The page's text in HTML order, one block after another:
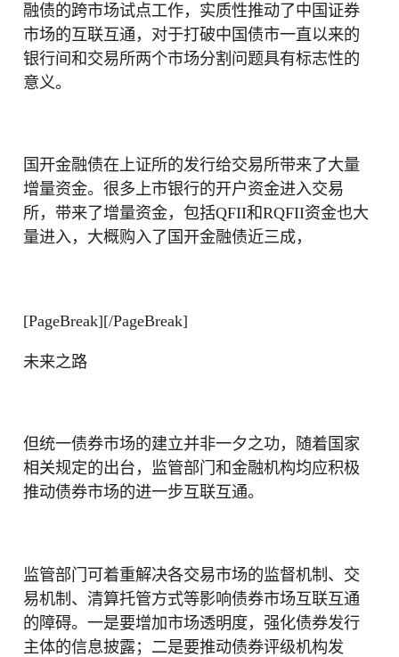
融债的跨市场试点工作，实质性推动了中国证券
市场的互联互通，对于打破中国债市一直以来的
银行间和交易所两个市场分割问题具有标志性的
意义。
国开金融债在上证所的发行给交易所带来了大量
增量资金。很多上市银行的开户资金进入交易
所，带来了增量资金，包括QFII和RQFII资金也大
量进入，大概购入了国开金融债近三成，
[PageBreak][/PageBreak]
未来之路
但统一债券市场的建立并非一夕之功，随着国家
相关规定的出台，监管部门和金融机构均应积极
推动债券市场的进一步互联互通。
监管部门可着重解决各交易市场的监督机制、交
易机制、清算托管方式等影响债券市场互联互通
的障碍。一是要增加市场透明度，强化债券发行
主体的信息披露；二是要推动债券评级机构发